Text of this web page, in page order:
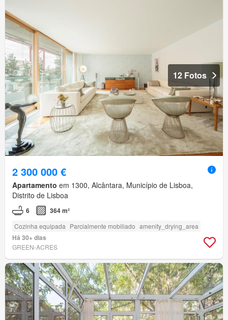
12 Fotos
2 300 000 €
Apartamento em 1300, Alcântara, Município de Lisboa,
Distrito de Lisboa
6 364 m²
Cozinha equipada Parcialmente mobiliado amenity_drying_area
Há 30+ dias
GREEN-ACRES